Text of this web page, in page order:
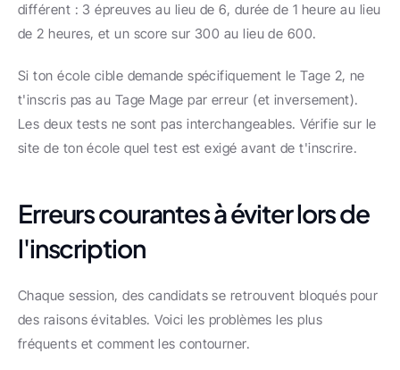
différent : 3 épreuves au lieu de 6, durée de 1 heure au lieu
de 2 heures, et un score sur 300 au lieu de 600.
Si ton école cible demande spécifiquement le Tage 2, ne
t'inscris pas au Tage Mage par erreur (et inversement).
Les deux tests ne sont pas interchangeables. Vérifie sur le
site de ton école quel test est exigé avant de t'inscrire.
Erreurs courantes à éviter lors de
l'inscription
Chaque session, des candidats se retrouvent bloqués pour
des raisons évitables. Voici les problèmes les plus
fréquents et comment les contourner.